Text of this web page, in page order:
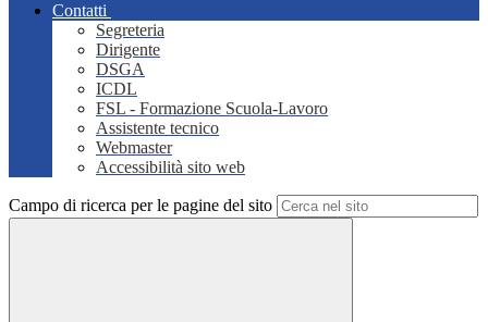
Contatti
Segreteria
Dirigente
DSGA
ICDL
FSL - Formazione Scuola-Lavoro
Assistente tecnico
Webmaster
Accessibilità sito web
Campo di ricerca per le pagine del sito